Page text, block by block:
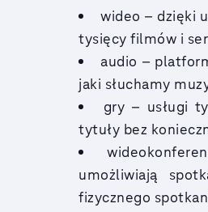
wideo – dzięki
tysięcy filmów i
audio –
jaki słuchamy
gry – usługi
tytuły bez
umożliwiają
fizycznego